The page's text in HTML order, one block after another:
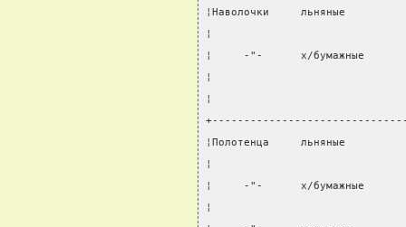
¦Наволочки
¦
¦     -"-      х/бумажные
¦
¦
¦Полотенца
¦
¦     -"-      х/бумажные
¦